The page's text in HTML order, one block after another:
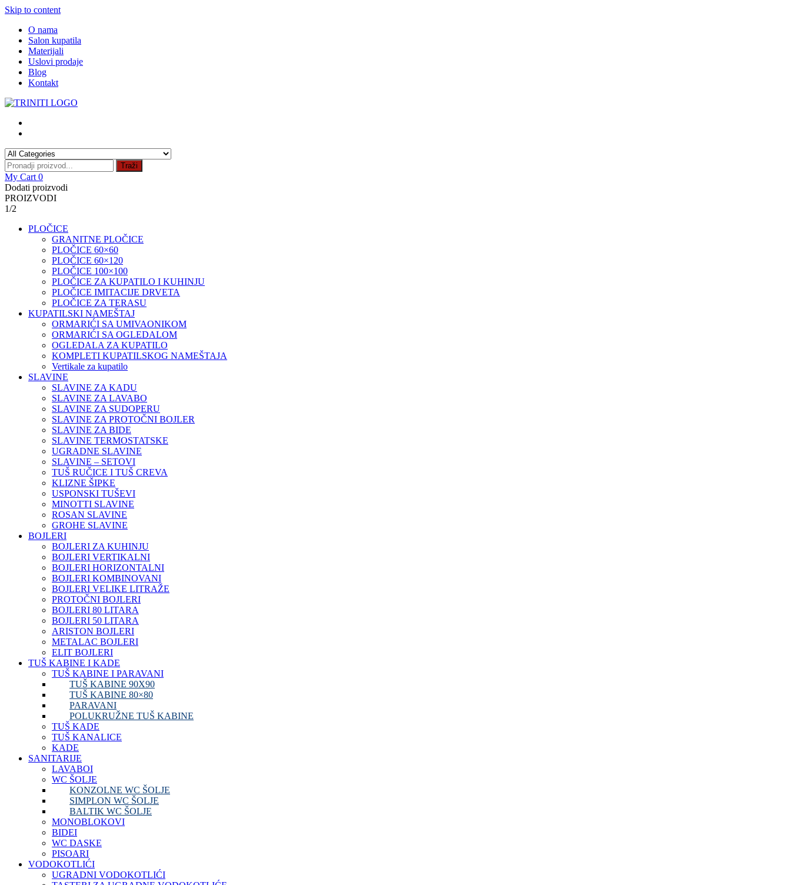
Skip to content
O nama
Salon kupatila
Materijali
Uslovi prodaje
Blog
Kontakt
Traži
My Cart 0
Dodati proizvodi
PROIZVODI
1/2
PLOČICE
GRANITNE PLOČICE
PLOČICE 60×60
PLOČICE 60×120
PLOČICE 100×100
PLOČICE ZA KUPATILO I KUHINJU
PLOČICE IMITACIJE DRVETA
PLOČICE ZA TERASU
KUPATILSKI NAMEŠTAJ
ORMARIĆI SA UMIVAONIKOM
ORMARIĆI SA OGLEDALOM
OGLEDALA ZA KUPATILO
KOMPLETI KUPATILSKOG NAMEŠTAJA
Vertikale za kupatilo
SLAVINE
SLAVINE ZA KADU
SLAVINE ZA LAVABO
SLAVINE ZA SUDOPERU
SLAVINE ZA PROTOČNI BOJLER
SLAVINE ZA BIDE
SLAVINE TERMOSTATSKE
UGRADNE SLAVINE
SLAVINE – SETOVI
TUŠ RUČICE I TUŠ CREVA
KLIZNE ŠIPKE
USPONSKI TUŠEVI
MINOTTI SLAVINE
ROSAN SLAVINE
GROHE SLAVINE
BOJLERI
BOJLERI ZA KUHINJU
BOJLERI VERTIKALNI
BOJLERI HORIZONTALNI
BOJLERI KOMBINOVANI
BOJLERI VELIKE LITRAŽE
PROTOČNI BOJLERI
BOJLERI 80 LITARA
BOJLERI 50 LITARA
ARISTON BOJLERI
METALAC BOJLERI
ELIT BOJLERI
TUŠ KABINE I KADE
TUŠ KABINE I PARAVANI
TUŠ KABINE 90X90
TUŠ KABINE 80×80
PARAVANI
POLUKRUŽNE TUŠ KABINE
TUŠ KADE
TUŠ KANALICE
KADE
SANITARIJE
LAVABOI
WC ŠOLJE
KONZOLNE WC ŠOLJE
SIMPLON WC ŠOLJE
BALTIK WC ŠOLJE
MONOBLOKOVI
BIDEI
WC DASKE
PISOARI
VODOKOTLIĆI
UGRADNI VODOKOTLIĆI